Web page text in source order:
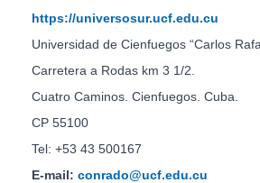
https://universosur.ucf.edu.cu
Universidad de Cienfuegos “Carlos
Carretera a Rodas km 3 1/2.
Cuatro Caminos. Cienfuegos. Cuba.
CP 55100
Tel: +53 43 500167
E-mail: conrado@ucf.edu.cu